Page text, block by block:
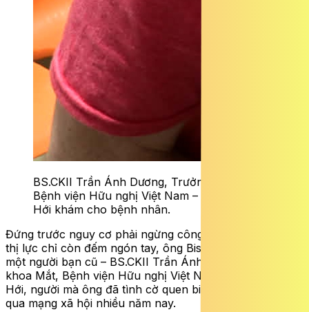
BS.CKII Trần Ánh Dương, Trưởng khoa Mắt,
Bệnh viện Hữu nghị Việt Nam – Cuba Đồng
Hới khám cho bệnh nhân.
Đứng trước nguy cơ phải ngừng công việc yêu thích vì
thị lực chỉ còn đếm ngón tay, ông Bishop đã nhớ đến
một người bạn cũ – BS.CKII Trần Ánh Dương, Trưởng
khoa Mắt, Bệnh viện Hữu nghị Việt Nam – Cuba Đồng
Hới, người mà ông đã tình cờ quen biết và giữ liên lạc
qua mạng xã hội nhiều năm nay.